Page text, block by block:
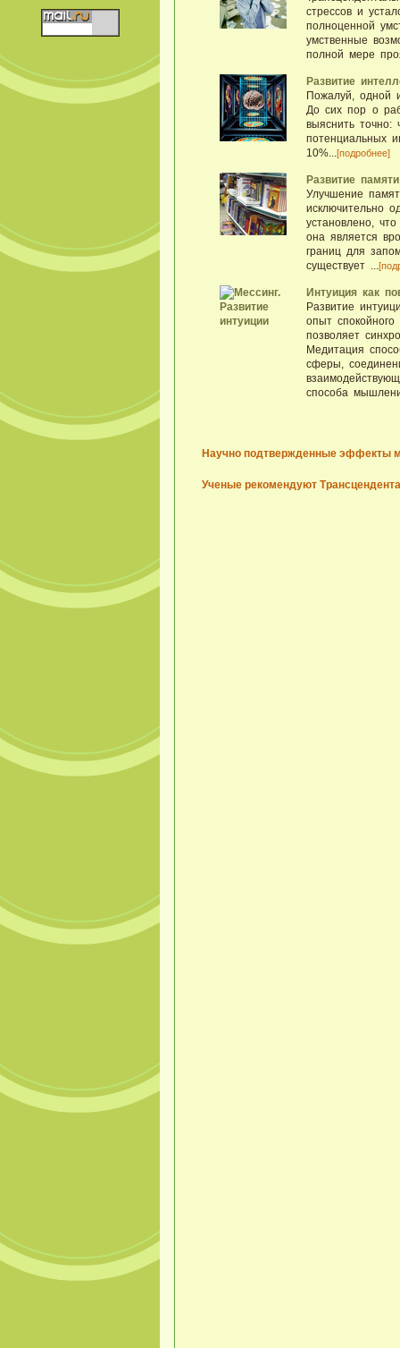
стрессов и
полноценной
умственные
полной мере
Развитие
Пожалуй, одной
До сих пор о
выяснить точно:
потенциальных
10%... [подробнее]
Развитие
Улучшение
исключительно
установлено,
она является
границ для
существует ...
Интуиция как
Развитие
опыт
позволяет
Медитация
сферы,
способа
Научно подтвержденные эффекты
Ученые рекомендуют